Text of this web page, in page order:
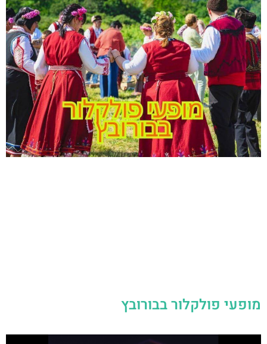
מופעי פולקלור בבורובץ